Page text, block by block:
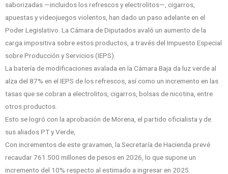
saborizadas —incluidos los refrescos y electrolitos—, cigarros,
apuestas y videojuegos violentos, han dado un paso adelante en el
Poder Legislativo. La Cámara de Diputados avaló un aumento de la
carga impositiva sobre estos productos, a través del Impuesto Especial
sobre Producción y Servicios (IEPS).
La batería de modificaciones avalada en la Cámara Baja da luz verde al
alza del 87% en el IEPS de los refrescos, así como un incremento en las
tasas que se cobran a electrolitos, cigarros, bolsas de nicotina, entre
otros productos.
Esto se logró con la aprobación de Morena, el partido oficialista y de
sus aliados PT y Verde,
Con incrementos de este gravamen, la Secretaría de Hacienda prevé
recaudar 761.500 millones de pesos en 2026, lo que supone un
incremento del 10% respecto al estimado a ingresar en 2025.